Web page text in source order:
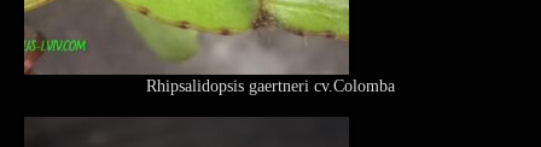
Rhipsalidopsis gaertneri cv.Colomba